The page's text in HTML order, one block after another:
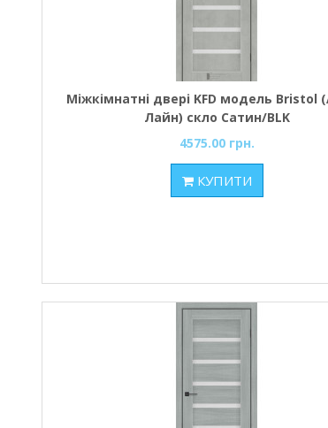
Міжкімнатні двері KFD модель Bristol
Лайн) скло Сатин/BLK
4575.00 грн.
КУПИТИ